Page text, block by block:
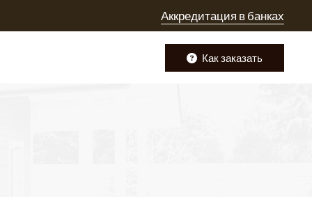
Аккредитация в банках
Как заказать